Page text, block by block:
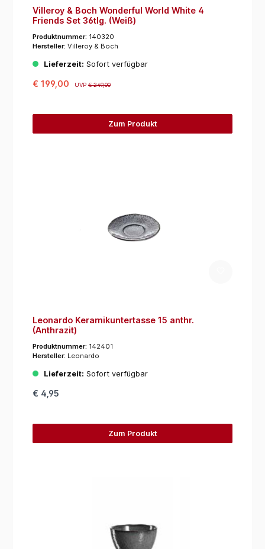
Villeroy & Boch Wonderful World White 4
Friends Set 36tlg. (Weiß)
Produktnummer: 140320
Hersteller: Villeroy & Boch
Lieferzeit: Sofort verfügbar
€ 199,00 UVP€ 249,00
Zum Produkt
Leonardo Keramikuntertasse 15 anthr.
(Anthrazit)
Produktnummer: 142401
Hersteller: Leonardo
Lieferzeit: Sofort verfügbar
€ 4,95
Zum Produkt